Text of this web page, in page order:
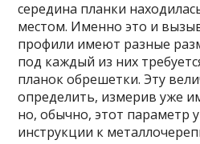
середина планки
местом. Именно это и
профили имеют разные
под каждый из них
планок обрешетки. Эту
определить, измерив уже
но, обычно, этот параметр
инструкции к